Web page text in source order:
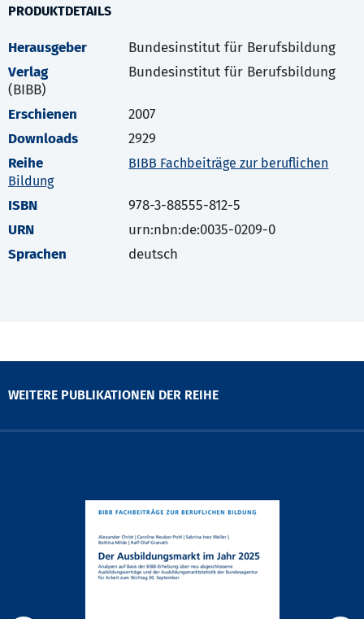
PRODUKTDETAILS
Herausgeber
Bundesinstitut für Berufsbildung
Verlag
Bundesinstitut für Berufsbildung
(BIBB)
Erschienen
2007
Downloads
2929
Reihe
BIBB Fachbeiträge zur beruflichen
Bildung
ISBN
978-3-88555-812-5
URN
urn:nbn:de:0035-0209-0
Sprachen
deutsch
WEITERE PUBLIKATIONEN DER REIHE